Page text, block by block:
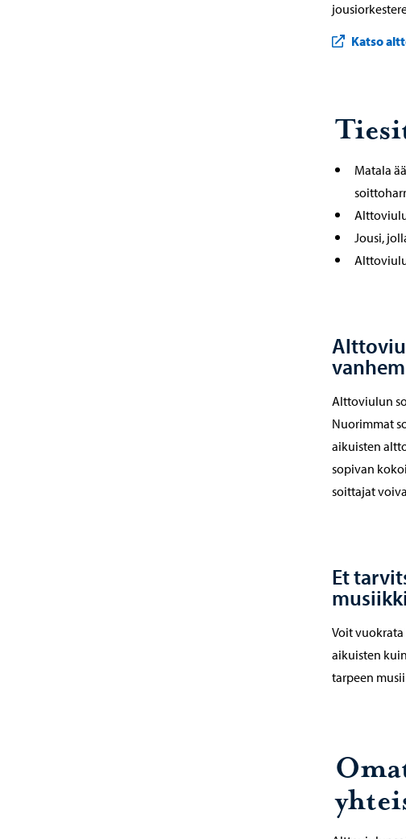
Katso
Matala
Jousi,
Alttoviulun
Nuorimmat
aikuisten
sopivan
soittajat
Et
Voit
aikuisten
tarpeen